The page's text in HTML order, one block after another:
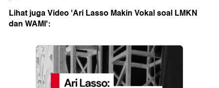
Lihat juga Video 'Ari Lasso Makin Vokal soal LMKN
dan WAMI':